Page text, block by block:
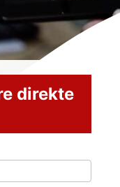
direkte